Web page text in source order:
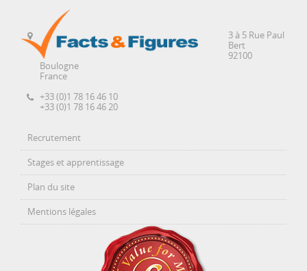
3 à 5 Rue Paul
Bert
92100
Boulogne
France
+33 (0)1 78 16 46 10
+33 (0)1 78 16 46 20
Recrutement
Stages et apprentissage
Plan du site
Mentions légales